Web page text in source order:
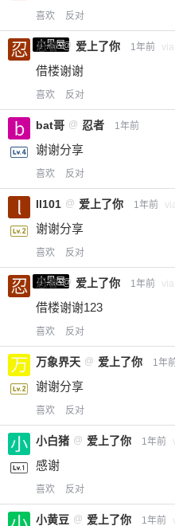
喜欢 反对
小黑屋
忍者 @ 爱上了你 1年前
借楼谢谢
喜欢 反对
bat哥 @ 忍者 1年前
谢谢分享
喜欢 反对
ll101 @ 爱上了你 1年前
谢谢分享
喜欢 反对
小黑屋
忍者 @ 爱上了你 1年前
借楼谢谢123
喜欢 反对
万象界天 @ 爱上了你 1年
谢谢分享
喜欢 反对
小白猪 @ 爱上了你 1年前
感谢
喜欢 反对
小黄豆 @ 爱上了你 1年前